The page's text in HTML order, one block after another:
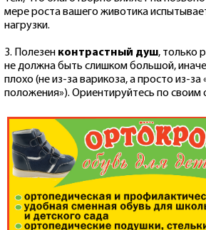
мере роста вашего животика
нагрузки.
3. Полезен контрастный душ, только
не должна быть слишком большой,
плохо (не из-за варикоза, а просто из-за
положения»). Ориентируйтесь по